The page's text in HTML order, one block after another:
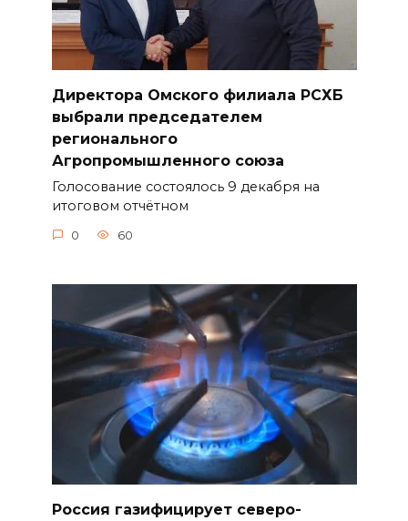
Директора Омского филиала РСХБ
выбрали председателем
регионального
Агропромышленного союза
Голосование состоялось 9 декабря на
итоговом отчётном
0 60
Россия газифицирует северо-